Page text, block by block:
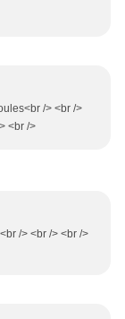
/> <br />
<br />
/> <br /> <br />